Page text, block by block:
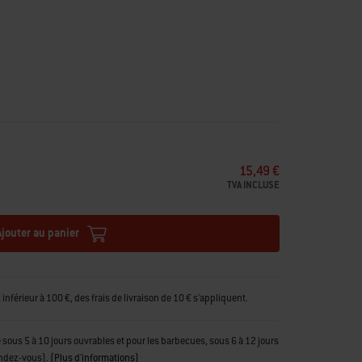
15,49 €
TVA INCLUSE
au panier
à 100 €, des frais de livraison de 10 € s'appliquent.
5 à 10 jours ouvrables et pour les barbecues, sous 6 à 12 jours
vous). (Plus d'informations)